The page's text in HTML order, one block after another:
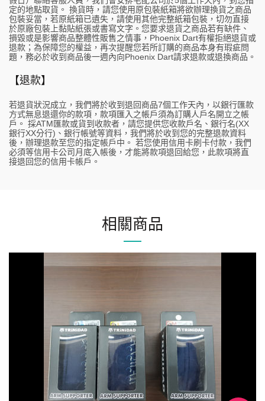
定的地點取貨。 換貨時，請您使用原包裝紙箱將欲辦理換貨之商品
包裝妥當，若原紙箱已遺失，請使用其他完整紙箱包裝，切勿直接
於原廠包裝上黏貼紙張或書寫文字。您要求退貨之商品若有缺件、
損毀或是影響商品整體性販售之情事，Phoenix Dart有權拒絕退貨或
退款；為保障您的權益，再次提醒您若所訂購的商品本身有瑕疵問
題，務必於收到商品後一週內向Phoenix Dart請求退款或退換商品。
【退款】
若退貨狀況成立，我們將於收到退回商品7個工作天內，以銀行匯款
方式無息退還你的款項，款項匯入之帳戶須為訂購人戶名開立之帳
戶。 採ATM匯款或貨到收款者，請您提供您收款戶名、銀行名(XX
銀行XX分行)、銀行帳號等資料，我們將於收到您的完整退款資料
後，辦理退款至您的指定帳戶中。 若您使用信用卡刷卡付款，我們
必須等信用卡公司月底入帳後，才能將款項退回給您，此款項將直
接退回您的信用卡帳戶。
相關商品